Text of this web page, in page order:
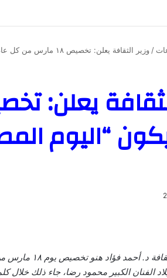
/ وزير الثقافة يعلن: تخصيص ١٨ مارس من كل عام ليكون “اليوم المصري للفن الشعبي” .
“اليوم
أعلن وزير
الفنان الكبير محمود رضا، جاء ذلك خلال